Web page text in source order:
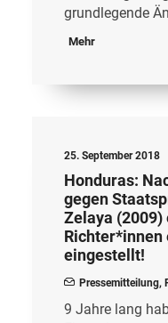
grundlegende
Mehr
25. September 2018
Honduras:
gegen
Zelaya
Richter*innen
eingestellt!
Pressemitteilung,
9 Jahre lang